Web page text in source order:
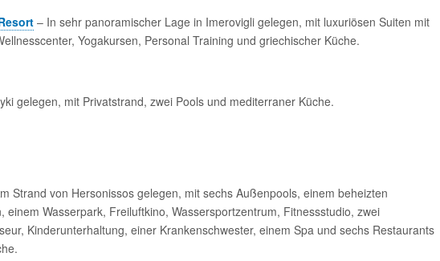
– In sehr panoramischer Lage in Imerovigli gelegen, mit luxuriösen Suiten mit
Yogakursen, Personal Training und griechischer Küche.
gelegen, mit Privatstrand, zwei Pools und mediterraner Küche.
Strand von Hersonissos gelegen, mit sechs Außenpools, einem beheizten
einem Wasserpark, Freiluftkino, Wassersportzentrum, Fitnessstudio, zwei
Kinderunterhaltung, einer Krankenschwester, einem Spa und sechs Restaurants